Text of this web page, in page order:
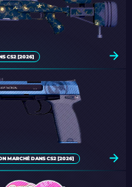
CS2 [2026]
MARCHÉ DANS CS2 [2026]